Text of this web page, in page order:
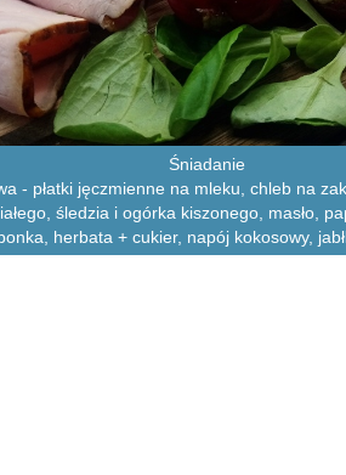
Śniadanie
- płatki jęczmienne na mleku, chleb na
śledzia i ogórka kiszonego, masło,
herbata + cukier, napój kokosowy,